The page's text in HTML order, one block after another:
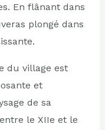
En flânant dans
plongé dans
du village est
et
de sa
le XIIe et le